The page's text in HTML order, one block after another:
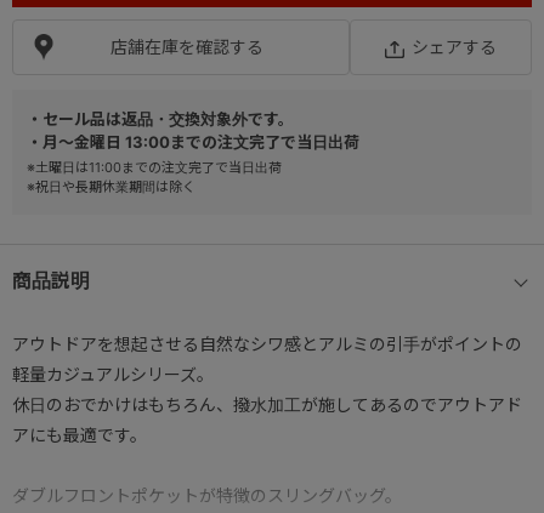
・セール品は返品・交換対象外です。
・月～金曜日 13:00までの注文完了で当日出荷
※土曜日は11:00までの注文完了で当日出荷
※祝日や長期休業期間は除く
商品説明
アウトドアを想起させる自然なシワ感とアルミの引手がポイントの
軽量カジュアルシリーズ。
休日のおでかけはもちろん、撥水加工が施してあるのでアウトアド
アにも最適です。
ダブルフロントポケットが特徴のスリングバッグ。
店舗在庫を確認する シェアする